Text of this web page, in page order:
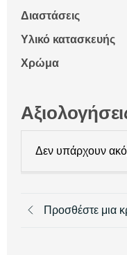
Διαστάσεις
Υλικό κατασκευής
Χρώμα
Δεν υπάρχουν
Προσθέστε μια